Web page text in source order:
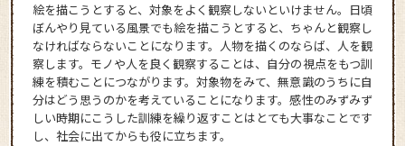
絵を描こうとすると、対象をよく観察しないといけません。日頃
ぼんやり見ている風景でも絵を描こうとすると、ちゃんと観察し
なければならないことになります。人物を描くのならば、人を観
察します。モノや人を良く観察することは、自分の視点をもつ訓
練を積むことにつながります。対象物をみて、無意識のうちに自
分はどう思うのかを考えていることになります。感性のみずみず
しい時期にこうした訓練を繰り返すことはとても大事なことです
し、社会に出てからも役に立ちます。